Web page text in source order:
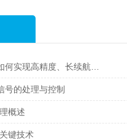
号的处理与控制
概述
键技术